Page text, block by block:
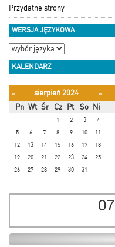
Przydatne strony
WERSJA JĘZYKOWA
KALENDARZ
« sierpień 2024
»
Pn Wt Śr Cz Pt So Ni
1 2 3
4
5
6 7 8 9 10
11
12
13 14 15 16 17
18
19
20 21 22 23 24
25
26
27 28 29 30 31
07